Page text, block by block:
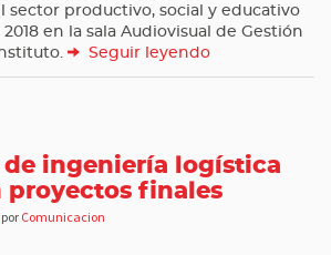
sector productivo, social y educativo
en la sala Audiovisual de Gestión
Seguir leyendo
de ingeniería logística
proyectos finales
por Comunicacion